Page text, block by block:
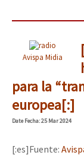
Avispa Midia
para la
europea[:]
DateFecha: 25 Mar 2024
[:es]Fuente: